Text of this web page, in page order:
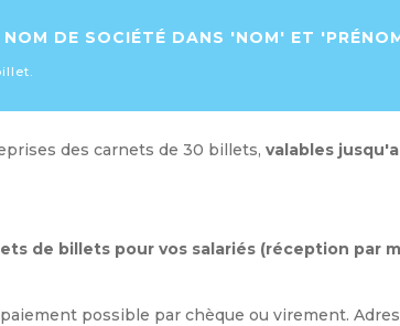
DE SOCIÉTÉ DANS 'NOM' ET
des carnets de 30 billets, valables
de billets pour vos salariés (réception par
possible par chèque ou virement.